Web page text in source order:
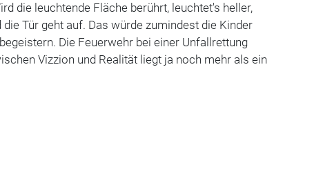
die leuchtende Fläche berührt, leuchtet's heller,
Tür geht auf. Das würde zumindest die Kinder
Die Feuerwehr bei einer Unfallrettung
Vizzion und Realität liegt ja noch mehr als ein